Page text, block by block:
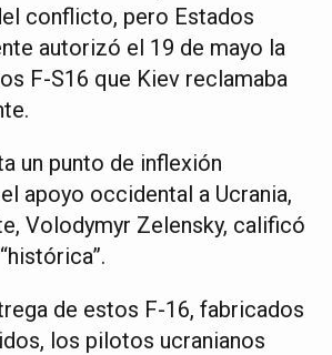
conflicto, pero Estados
autorizó el 19 de mayo la
F-S16 que Kiev reclamaba
un punto de inflexión
apoyo occidental a Ucrania,
Volodymyr Zelensky, calificó
de estos F-16, fabricados
los pilotos ucranianos